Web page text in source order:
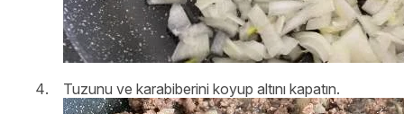
Tuzunu ve karabiberini koyup altını kapatın.